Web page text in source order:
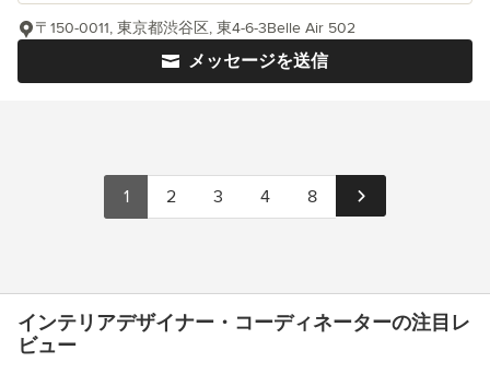
メッセージを送信
〒150-0011, 東京都渋谷区, 東4-6-3Belle Air 502
1 2 3 4 8
インテリアデザイナー・コーディネーターの注目レ
ビュー